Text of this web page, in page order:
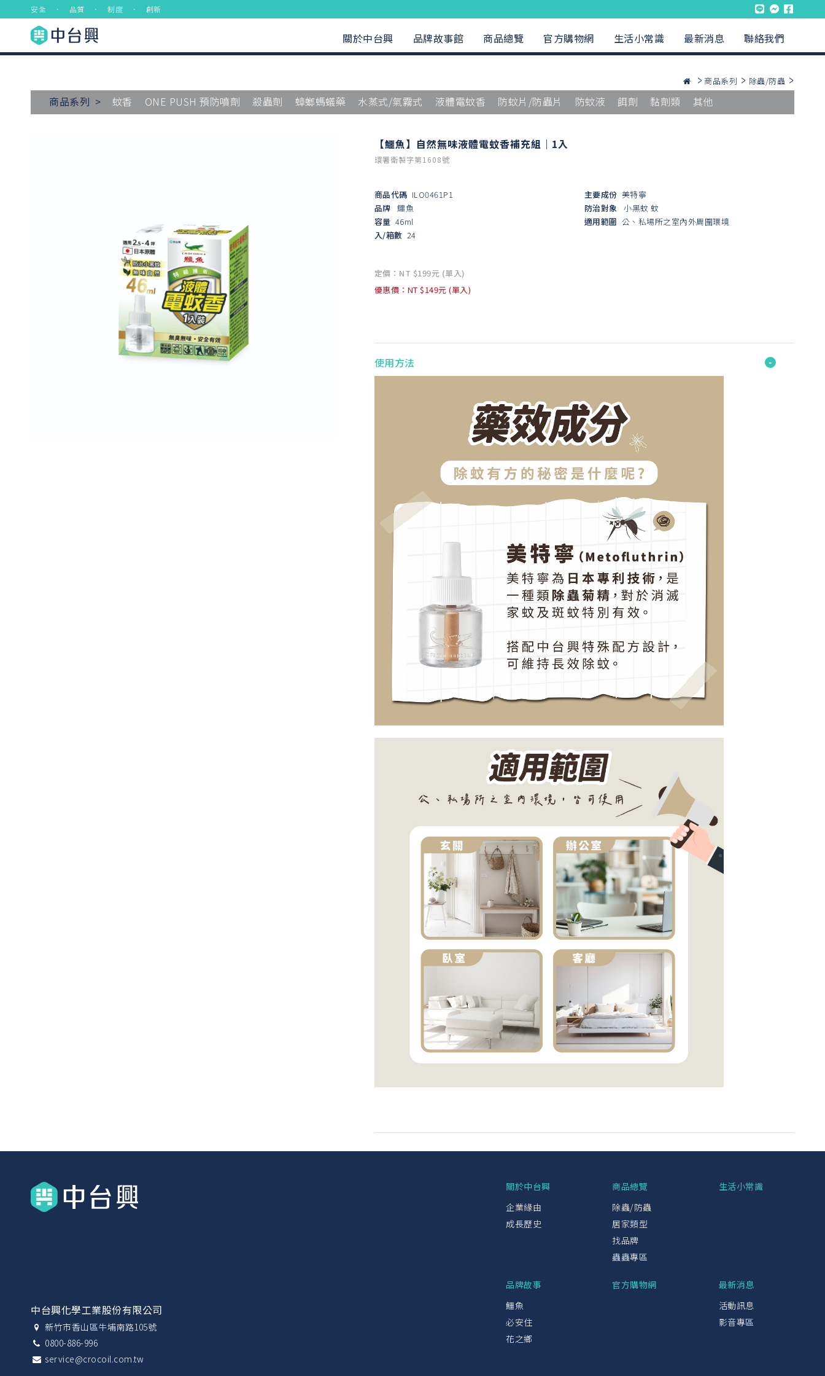
安全 ． 品質 ． 制度 ． 創新
關於中台興 品牌故事館 商品總覽 官方購物網 生活小常識 最新消息 聯絡我們
商品系列 除蟲/防蟲
商品系列 > 蚊香 ONE PUSH 預防噴劑 殺蟲劑 蟑螂螞蟻藥 水蒸式/氣霧式 液體電蚊香 防蚊片/防蟲片 防蚊液 餌劑 黏劑類 其他
【鱷魚】自然無味液體電蚊香補充組｜1入
環署衛製字第1608號
商品代碼 ILO0461P1
品牌 鱷魚
容量 46ml
入/箱數 24
主要成份 美特寧
防治對象
小黑蚊 蚊
適用範圍 公、私場所之室內外周圍環境
定價：NT $199元 (單入)
優惠價：NT $149元 (單入)
使用方法
中台興化學工業股份有限公司
新竹市香山區牛埔南路105號
0800-886-996
service@crocoil.com.tw
關於中台興
企業緣由
成長歷史
商品總覽
除蟲/防蟲
居家類型
找品牌
蟲蟲專區
生活小常識
品牌故事
鱷魚
必安住
花之鄉
官方購物網
最新消息
活動訊息
影音專區